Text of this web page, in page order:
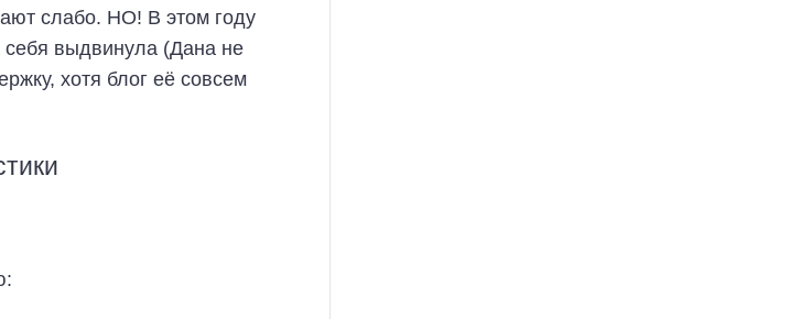
слабо. НО! В этом году
себя выдвинула (Дана не
хотя блог её совсем